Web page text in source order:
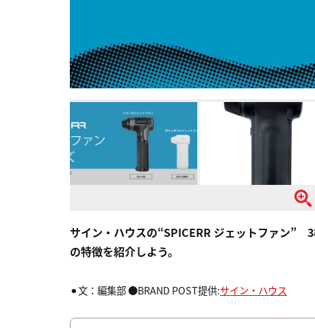
サイン・ハウスの“SPICERR ジェットファン”
の特徴を紹介しよう。
⚫︎文：編集部 ●BRAND POST提供:サイン・ハウス